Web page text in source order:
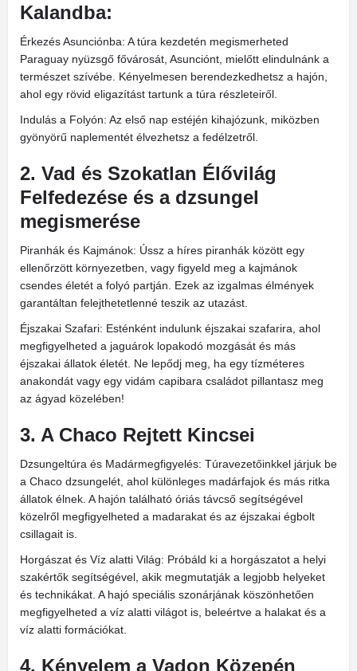
Kalandba:
Érkezés Asunciónba: A túra kezdetén megismerheted
Paraguay nyüzsgő fővárosát, Asunciónt, mielőtt elindulnánk a
természet szívébe. Kényelmesen berendezkedhetsz a hajón,
ahol egy rövid eligazítást tartunk a túra részleteiről.
Indulás a Folyón: Az első nap estéjén kihajózunk, miközben
gyönyörű naplementét élvezhetsz a fedélzetről.
2. Vad és Szokatlan Élővilág
Felfedezése és a dzsungel
megismerése
Piranhák és Kajmánok: Ússz a híres piranhák között egy
ellenőrzött környezetben, vagy figyeld meg a kajmánok
csendes életét a folyó partján. Ezek az izgalmas élmények
garantáltan felejthetetlenné teszik az utazást.
Éjszakai Szafari: Esténként indulunk éjszakai szafarira, ahol
megfigyelheted a jaguárok lopakodó mozgását és más
éjszakai állatok életét. Ne lepődj meg, ha egy tízméteres
anakondát vagy egy vidám capibara családot pillantasz meg
az ágyad közelében!
3. A Chaco Rejtett Kincsei
Dzsungeltúra és Madármegfigyelés: Túravezetőinkkel járjuk be
a Chaco dzsungelét, ahol különleges madárfajok és más ritka
állatok élnek. A hajón található óriás távcső segítségével
közelről megfigyelheted a madarakat és az éjszakai égbolt
csillagait is.
Horgászat és Víz alatti Világ: Próbáld ki a horgászatot a helyi
szakértők segítségével, akik megmutatják a legjobb helyeket
és technikákat. A hajó speciális szonárjának köszönhetően
megfigyelheted a víz alatti világot is, beleértve a halakat és a
víz alatti formációkat.
4. Kényelem a Vadon Közepén